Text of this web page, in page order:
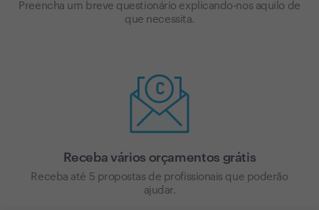
Preencha um breve questionário explicando-nos aquilo de
que necessita.
Receba vários orçamentos grátis
Receba até 5 propostas de profissionais que poderão
ajudar.